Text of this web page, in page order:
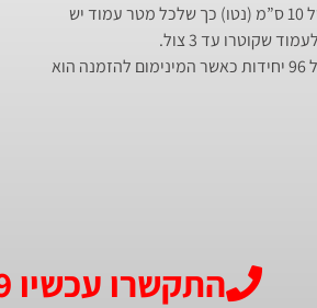
השרוולים אותם אנו משווקים מגיעים בגובה נטו של 10 ס”מ (נטו) כך שלכל מטר עמוד יש
רכישת שרוולי אנטי גרפיט מתבצעת במכפלות של 96 יחידות כאשר המינימום להזמנה הוא
התקשרו עכשיו 072-3943929